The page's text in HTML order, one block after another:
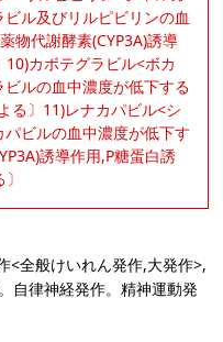
ル及びリルピビリンの血
物代謝酵素(CYP3A)誘導
カボテグラビル<ボカ
ルの血中濃度が低下する
る〕11)レナカパビル<シ
ビルの血中濃度が低下す
誘導作用,P糖蛋白誘
<全般けいれん発作,大発作>,
自律神経発作。精神運動発